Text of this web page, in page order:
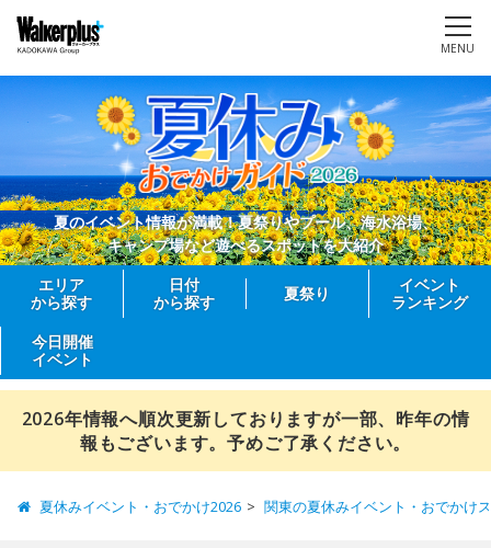
MENU
夏のイベント情報が満載！夏祭りやプール、海水浴場、
キャンプ場など遊べるスポットを大紹介
エリア
から探す
日付
から探す
夏祭り
イベント
ランキング
今日開催
イベント
2026年情報へ順次更新しておりますが一部、昨年の情
報もございます。予めご了承ください。
夏休みイベント・おでかけ2026 関東の夏休みイベント・おでかけ